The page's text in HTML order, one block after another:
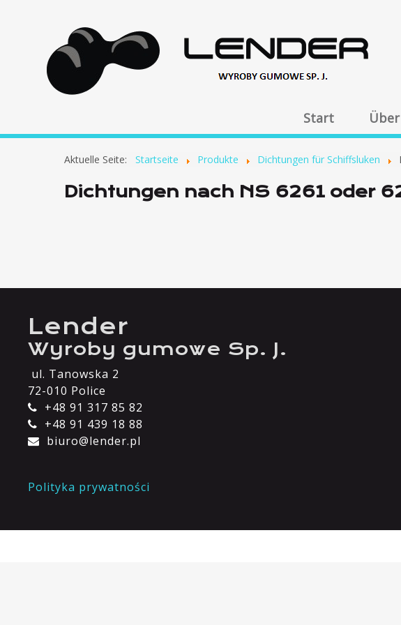
Start
Aktuelle Seite: Startseite Produkte Dichtungen für Schiffsluken
Dichtungen nach NS 6261 oder
Lender
Wyroby gumowe Sp. J.
ul. Tanowska 2
72-010 Police
+48 91 317 85 82
+48 91 439 18 88
biuro@lender.pl
Polityka prywatności